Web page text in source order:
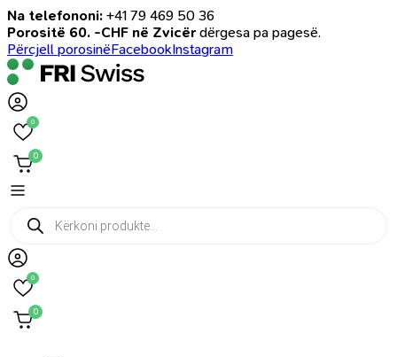
Na telefononi: +41 79 469 50 36
Porositë 60. -CHF në Zvicër dërgesa pa pagesë.
Përcjell porosinëFacebookInstagram
0
0
Products
search
0
0